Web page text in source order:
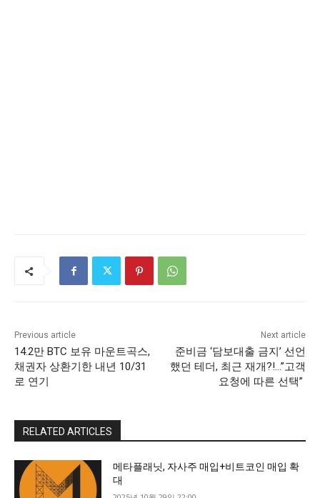
Previous article
14.2만 BTC 보유 마운트곡스,
채권자 상환기한 내년 10/31
로 연기
Next article
준비금 ‘담보대출 금지’ 선언
했던 테더, 최근 재개?!…”고객
요청에 따른 선택”
RELATED ARTICLES
메타플래닛, 자사주 매입+비트코인 매입 확
대